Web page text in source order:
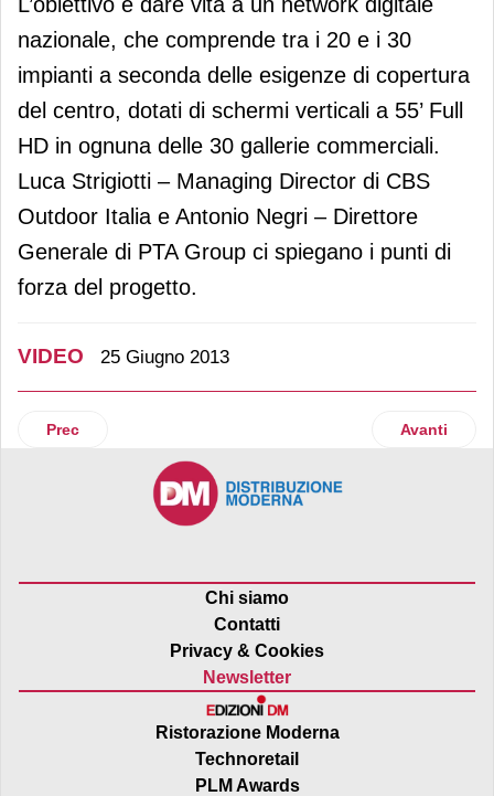
nazionale, che comprende tra i 20 e i 30
impianti a seconda delle esigenze di copertura
del centro, dotati di schermi verticali a 55’ Full
HD in ognuna delle 30 gallerie commerciali.
Luca Strigiotti – Managing Director di CBS
Outdoor Italia e Antonio Negri – Direttore
Generale di PTA Group ci spiegano i punti di
forza del progetto.
VIDEO 25 Giugno 2013
Articolo precedente: Acqua Lete, dinamismo frizzante
Prec Articolo
Avanti
Chi siamo
Contatti
Privacy & Cookies
Newsletter
Ristorazione Moderna
Technoretail
PLM Awards